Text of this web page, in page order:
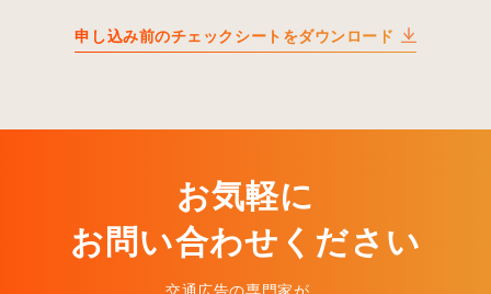
申し込み前のチェックシートをダウンロード
お気軽に
お問い合わせください